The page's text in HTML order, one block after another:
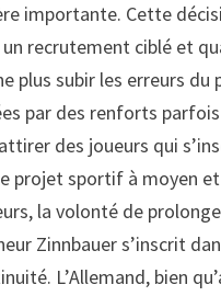
importante. Cette
un recrutement ciblé et
plus subir les erreurs du
par des renforts
des joueurs qui
projet sportif à moyen
la volonté de
Zinnbauer s’inscrit
L’Allemand, bien